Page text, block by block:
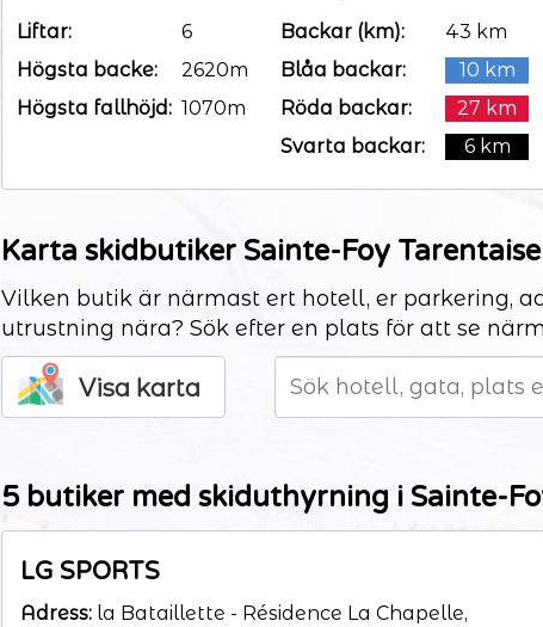
Liftar:
6
Högsta backe:
2620m
Högsta fallhöjd: 1070m
Backar (km):
43 km
Blåa backar:
10 km
Röda backar:
27 km
Svarta backar:
6 km
Karta skidbutiker Sainte-Foy Tarentaise
Vilken butik är närmast ert hotell, er parkering,
utrustning nära? Sök efter en plats för att se
Visa karta
5 butiker med skiduthyrning i Sainte-
LG SPORTS
Adress: la Bataillette - Résidence La Chapelle,